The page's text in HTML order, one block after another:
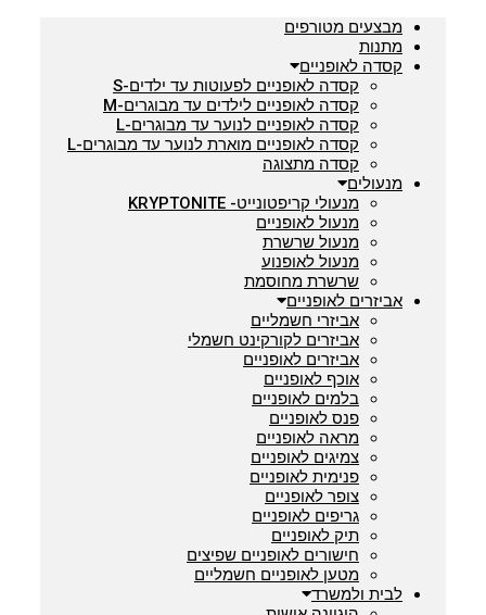
מבצעים מטורפים
מתנות
קסדה לאופניים
קסדה לאופניים לפעוטות עד ילדים-S
קסדה לאופניים לילדים עד מבוגרים-M
קסדה לאופניים לנוער עד מבוגרים-L
קסדה לאופניים מוארת לנוער עד מבוגרים-L
קסדה מתצוגה
מנעולים
מנעולי קריפטונייט- KRYPTONITE
מנעול לאופניים
מנעול שרשרת
מנעול לאופנוע
שרשרת מחוסמת
אביזרים לאופניים
אביזרי חשמליים
אביזרים לקורקינט חשמלי
אביזרים לאופניים
אוכף לאופניים
בלמים לאופניים
פנס לאופניים
מראה לאופניים
צמיגים לאופניים
פנימית לאופניים
צופר לאופניים
גריפים לאופניים
תיק לאופניים
חישורים לאופניים שפיצים
מטען לאופניים חשמליים
לבית ולמשרד